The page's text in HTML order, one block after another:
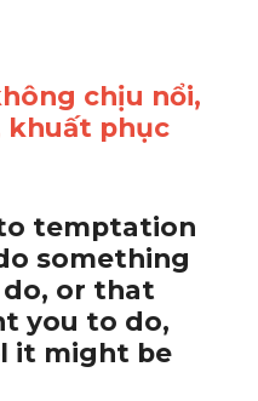
chịu nổi,
khuất phục
temptation
something
or that
you to do,
it might be